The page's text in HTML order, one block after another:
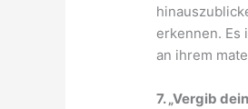
erkennen. Es
an ihrem
7. „Vergib